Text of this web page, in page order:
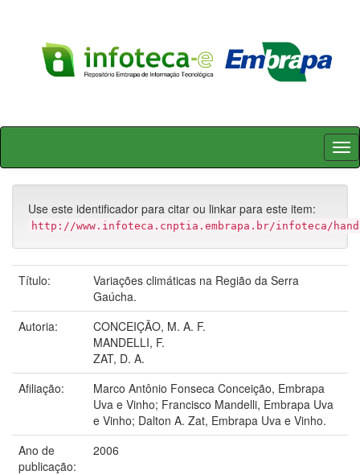
Skip
Use este identificador para citar ou linkar para este item:
http://www.infoteca.cnptia.embrapa.br/infoteca/
Título:
Variações climáticas na Região da Serra
Gaúcha.
Autoria:
CONCEIÇÃO, M. A. F.
MANDELLI, F.
ZAT, D. A.
Afiliação:
Marco Antônio Fonseca Conceição, Embrapa
Uva e Vinho; Francisco Mandelli, Embrapa Uva
e Vinho; Dalton A. Zat, Embrapa Uva e Vinho.
Ano de
publicação:
2006